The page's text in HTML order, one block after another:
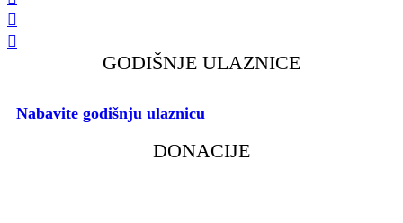
GODIŠNJE ULAZNICE
Nabavite godišnju ulaznicu
DONACIJE